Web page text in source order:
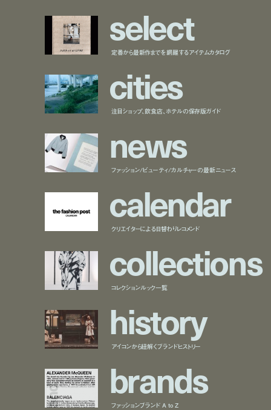
select
定番から最新作までを網羅するアイテムカタログ
cities
注目ショップ、飲食店、ホテルの保存版ガイド
news
ファッション/ビューティ/カルチャーの最新ニュース
calendar
クリエイターによる日替わりレコメンド
collections
コレクションルック一覧
history
アイコンから紐解くブランドヒストリー
brands
ファッションブランド A to Z